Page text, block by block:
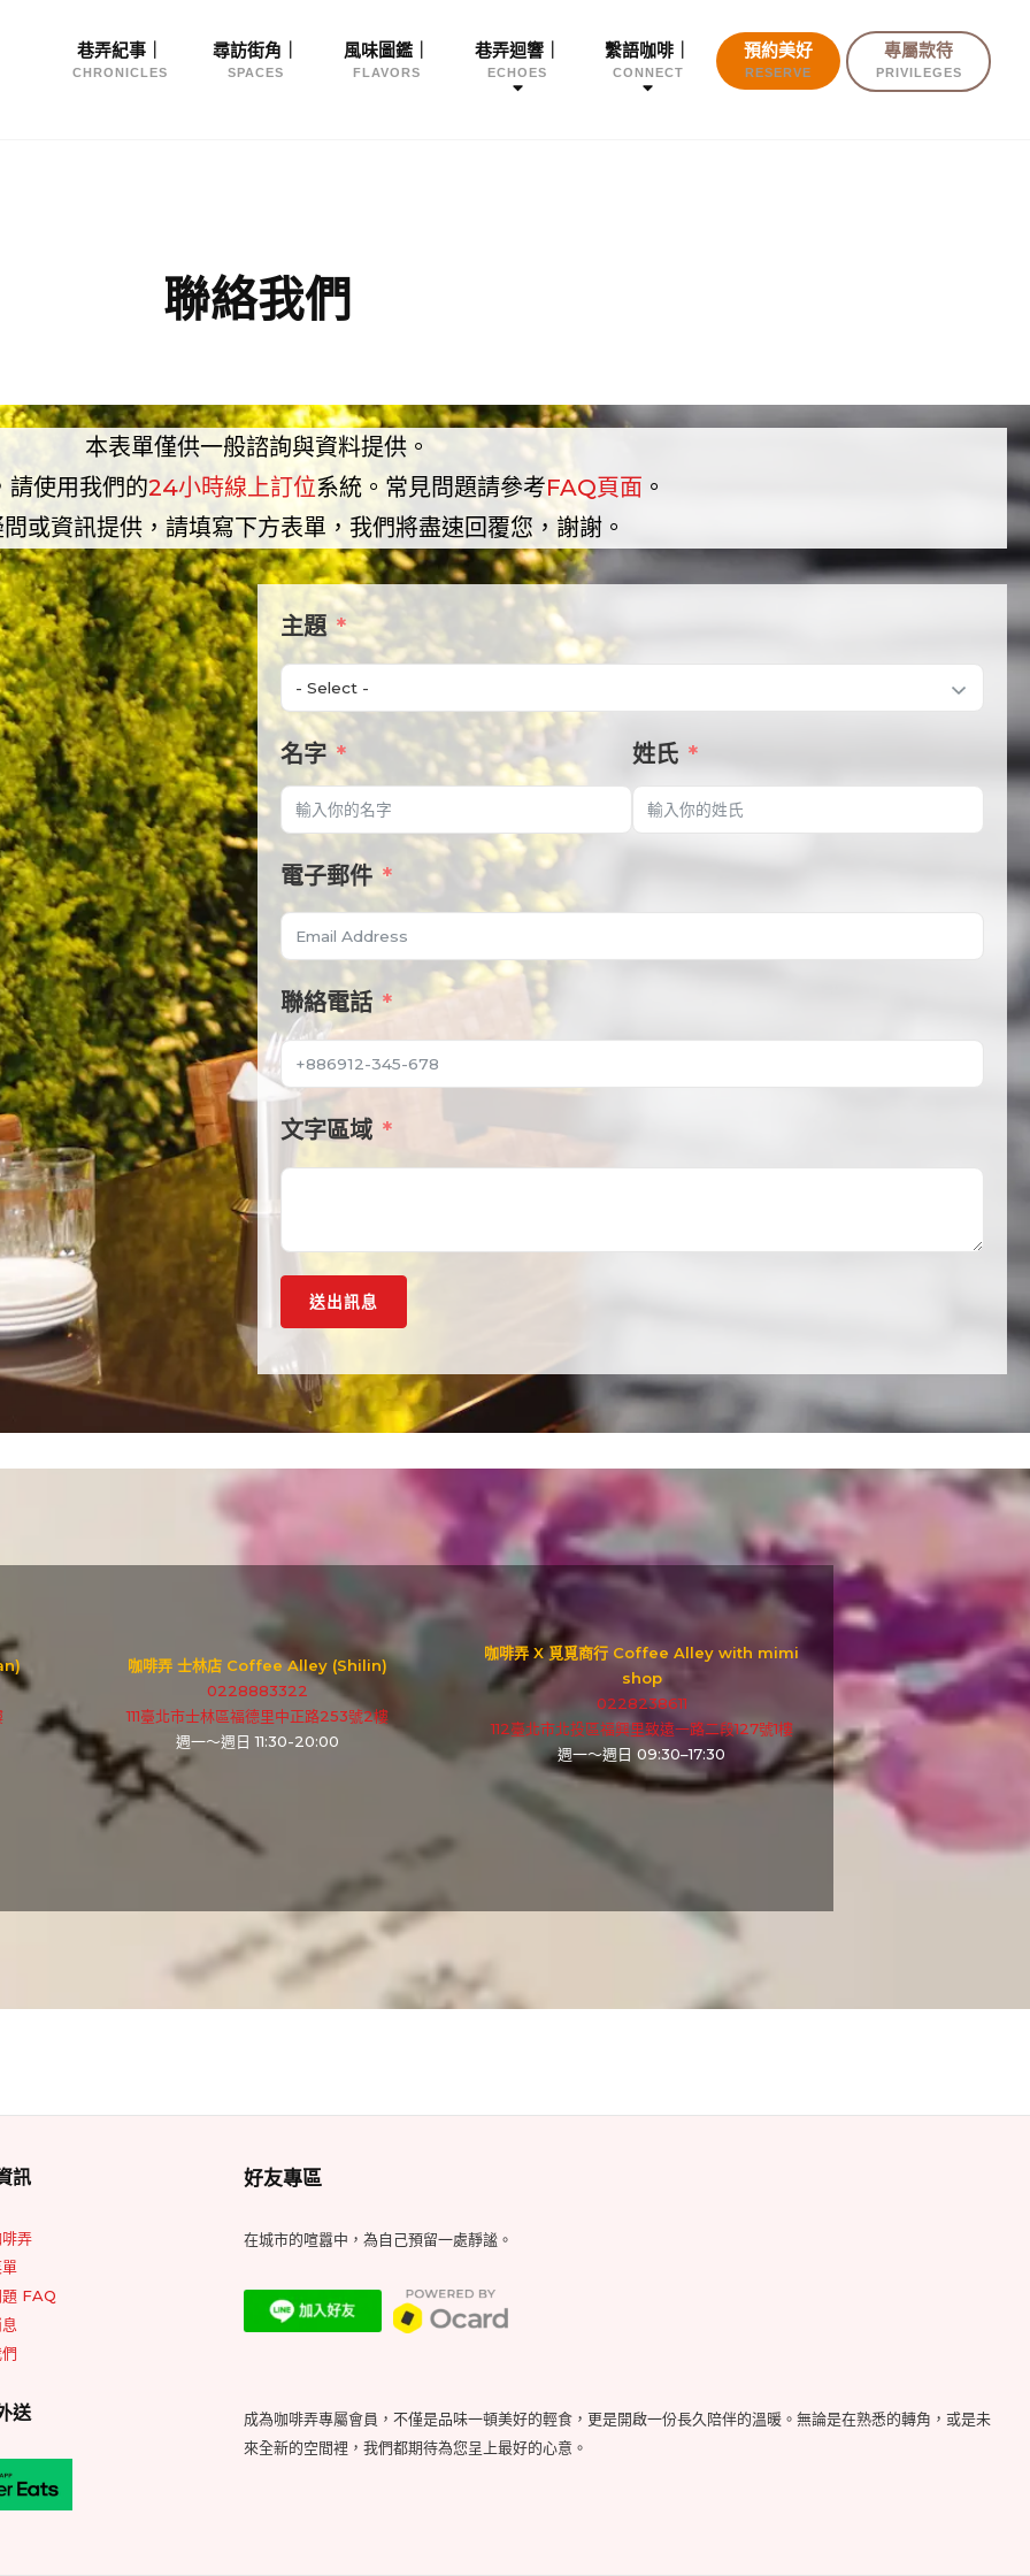
Site
Navigation
巷弄紀事｜
CHRONICLES
尋訪街角｜
SPACES
風味圖鑑｜
FLAVORS
巷弄迴響｜
ECHOES
繫語咖啡｜
CONNECT
預約美好
RESERVE
專屬款待
PRIVILEGES
聯絡我們
本表單僅供一般諮詢與資料提供。
請使用我們的24小時線上訂位系統。常見問題請參考FAQ頁面 。
或資訊提供，請填寫下方表單，我們將盡速回覆您，謝謝。
主題
名字 姓氏
電子郵件
聯絡電話
文字區域
送出訊息
咖啡弄 士林店 Coffee Alley (Shilin)
0228883322
111臺北市士林區福德里中正路253號2樓
週一～週日 11:30-20:00
咖啡弄 X 覓覓商行 Coffee Alley with mimi
shop
0228238611
112臺北市北投區福興里致遠一路二段127號1樓
週一～週日 09:30–17:30
Footer
Area
訊
弄
FAQ
送
好友專區
在城市的喧囂中，為自己預留一處靜謐。
成為咖啡弄專屬會員，不僅是品味一頓美好的輕食，更是開啟一份長久陪伴的溫暖。無論是在熟悉的轉角，或是未
來全新的空間裡，我們都期待為您呈上最好的心意。